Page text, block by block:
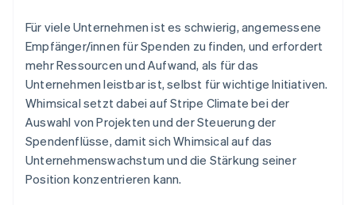
Für viele Unternehmen ist es schwierig, angemessene
Empfänger/innen für Spenden zu finden, und erfordert
mehr Ressourcen und Aufwand, als für das
Unternehmen leistbar ist, selbst für wichtige Initiativen.
Whimsical setzt dabei auf Stripe Climate bei der
Auswahl von Projekten und der Steuerung der
Spendenflüsse, damit sich Whimsical auf das
Unternehmenswachstum und die Stärkung seiner
Position konzentrieren kann.